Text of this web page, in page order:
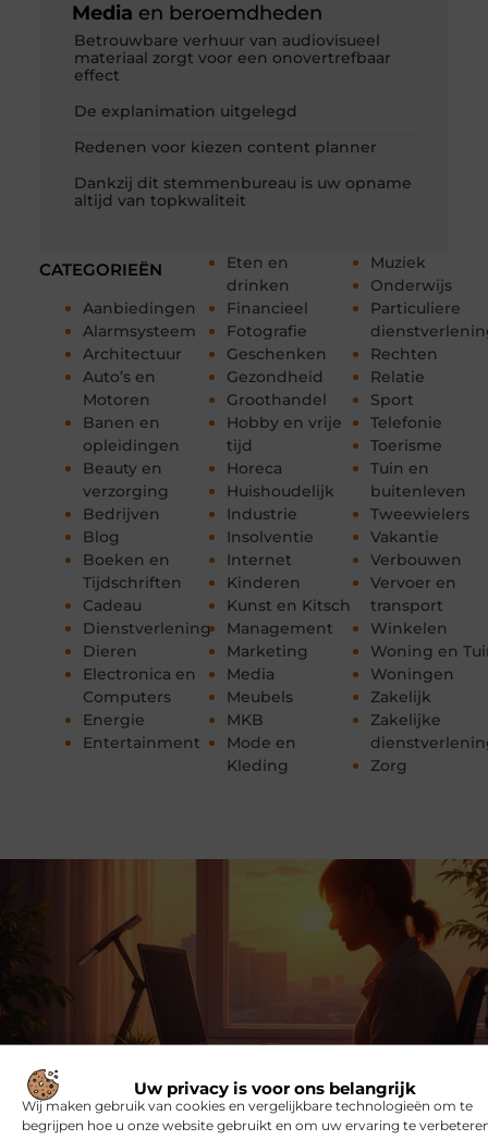
Uw privacy is voor ons belangrijk
Wij maken gebruik van cookies en vergelijkbare technologieën om te
begrijpen hoe u onze website gebruikt en om uw ervaring te
CATEGORIEËN
Aanbiedingen
Alarmsysteem
Architectuur
Auto’s en
Motoren
Banen en
opleidingen
Beauty en
verzorging
Bedrijven
Blog
Boeken en
Tijdschriften
Cadeau
Dienstverlening
Dieren
Electronica en
Computers
Energie
Entertainment
Eten en
drinken
Financieel
Fotografie
Geschenken
Gezondheid
Groothandel
Hobby en vrije
tijd
Horeca
Huishoudelijk
Industrie
Insolventie
Internet
Kinderen
Kunst en Kitsch
Management
Marketing
Media
Meubels
MKB
Mode en
Kleding
Muziek
Onderwijs
Particuliere
Rechten
Relatie
Sport
Telefonie
Toerisme
Tuin en
buitenleven
Tweewielers
Vakantie
Verbouwen
Vervoer en
transport
Winkelen
Woning en
Woningen
Zakelijk
Zakelijke
Zorg
Media en beroemdheden
Betrouwbare verhuur van audiovisueel
materiaal zorgt voor een onovertrefbaar
effect
De explanimation uitgelegd
Redenen voor kiezen content planner
Dankzij dit stemmenbureau is uw opname
altijd van topkwaliteit